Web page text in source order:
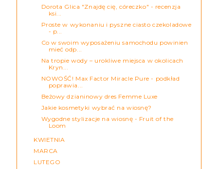
Dorota Glica "Znajdę cię, córeczko" - recenzja
ksi...
Proste w wykonaniu i pyszne ciasto czekoladowe
- p...
Co w swoim wyposażeniu samochodu powinien
mieć odp...
Na tropie wody – urokliwe miejsca w okolicach
Kryn...
NOWOŚĆ! Max Factor Miracle Pure - podkład
poprawia...
Beżowy dzianinowy dres Femme Luxe
Jakie kosmetyki wybrać na wiosnę?
Wygodne stylizacje na wiosnę - Fruit of the
Loom
KWIETNIA
MARCA
LUTEGO